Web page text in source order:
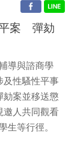
平案 彈劾
導與諮商學
及性騷性平事
劾案並移送懲
邀人共同觀看
生等行徑。